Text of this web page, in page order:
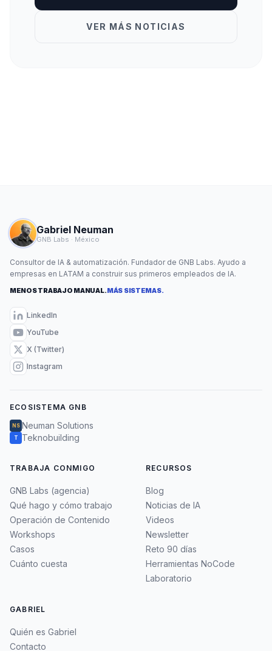
VER MÁS NOTICIAS
Gabriel Neuman
GNB Labs · México
Consultor de IA & automatización. Fundador de GNB Labs. Ayudo a
empresas en LATAM a construir sus primeros empleados de IA.
MENOS TRABAJO MANUAL.MÁS SISTEMAS.
LinkedIn
YouTube
X (Twitter)
Instagram
ECOSISTEMA GNB
NS Neuman Solutions
T Teknobuilding
TRABAJA CONMIGO
GNB Labs (agencia)
Qué hago y cómo trabajo
Operación de Contenido
Workshops
Casos
Cuánto cuesta
RECURSOS
Blog
Noticias de IA
Videos
Newsletter
Reto 90 días
Herramientas NoCode
Laboratorio
GABRIEL
Quién es Gabriel
Contacto